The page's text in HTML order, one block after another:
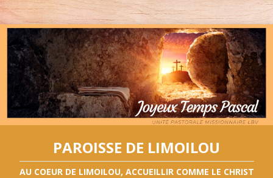
PAROISSE DE LIMOILOU
AU COEUR DE LIMOILOU, ACCUEILLIR COMME LE CHRIST